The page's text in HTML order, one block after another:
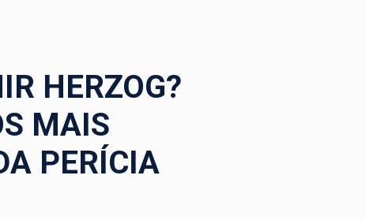
HERZOG?
MAIS
PERÍCIA